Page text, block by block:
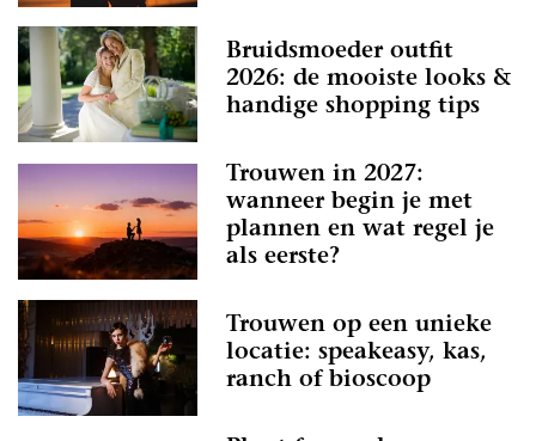
Bruidsmoeder outfit
2026: de mooiste looks &
handige shopping tips
Trouwen in 2027:
wanneer begin je met
plannen en wat regel je
als eerste?
Trouwen op een unieke
locatie: speakeasy, kas,
ranch of bioscoop